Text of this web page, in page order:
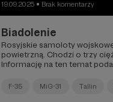
19.09.2025 ● Brak komentarzy
Biadolenie
Rosyjskie samoloty
powietrzną. Chodzi o trzy
Informację na ten temat
F-35 MiG-31 Tallin